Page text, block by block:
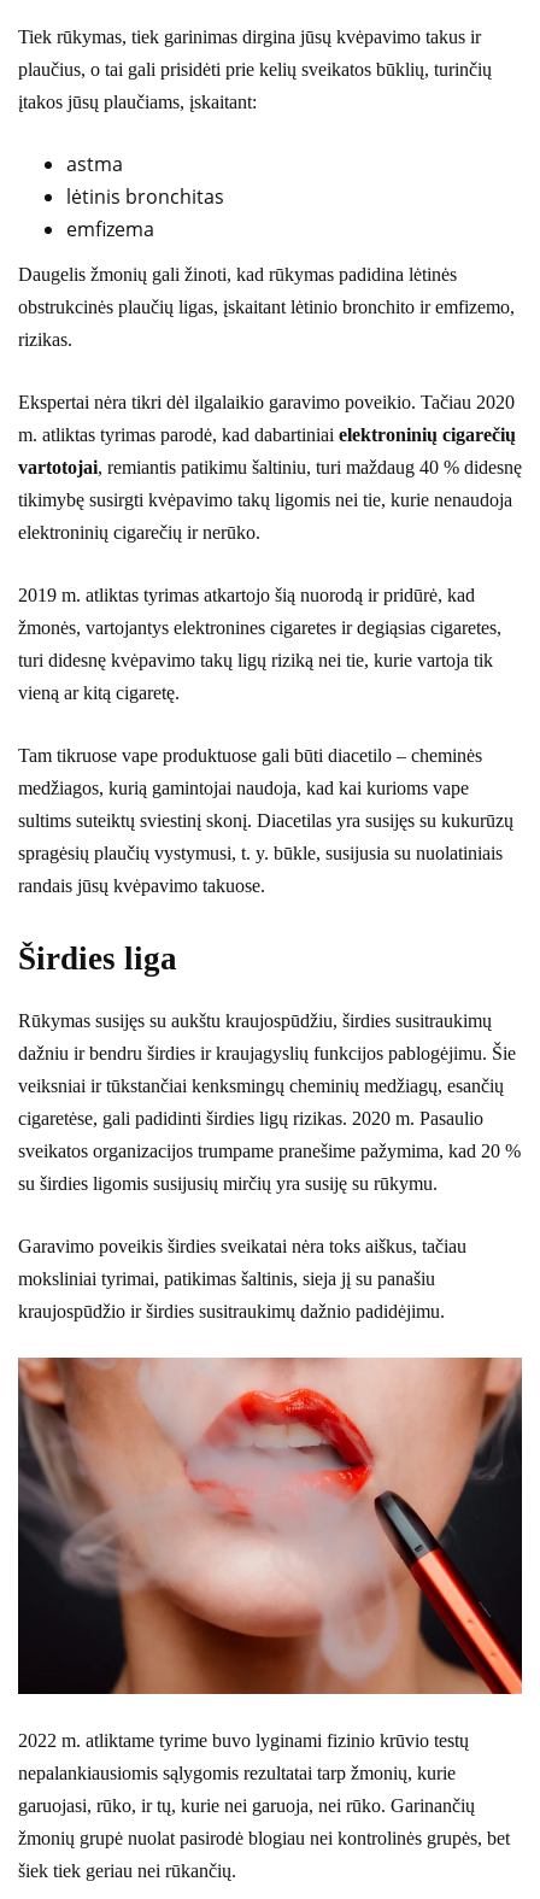
Tiek rūkymas, tiek garinimas dirgina jūsų kvėpavimo takus ir
plaučius, o tai gali prisidėti prie kelių sveikatos būklių, turinčių
įtakos jūsų plaučiams, įskaitant:
astma
lėtinis bronchitas
emfizema
Daugelis žmonių gali žinoti, kad rūkymas padidina lėtinės
obstrukcinės plaučių ligas, įskaitant lėtinio bronchito ir emfizemo,
rizikas.
Ekspertai nėra tikri dėl ilgalaikio garavimo poveikio. Tačiau 2020
m. atliktas tyrimas parodė, kad dabartiniai elektroninių cigarečių
vartotojai, remiantis patikimu šaltiniu, turi maždaug 40 % didesnę
tikimybę susirgti kvėpavimo takų ligomis nei tie, kurie nenaudoja
elektroninių cigarečių ir nerūko.
2019 m. atliktas tyrimas atkartojo šią nuorodą ir pridūrė, kad
žmonės, vartojantys elektronines cigaretes ir degiąsias cigaretes,
turi didesnę kvėpavimo takų ligų riziką nei tie, kurie vartoja tik
vieną ar kitą cigaretę.
Tam tikruose vape produktuose gali būti diacetilo – cheminės
medžiagos, kurią gamintojai naudoja, kad kai kurioms vape
sultims suteiktų sviestinį skonį. Diacetilas yra susijęs su kukurūzų
spragėsių plaučių vystymusi, t. y. būkle, susijusia su nuolatiniais
randais jūsų kvėpavimo takuose.
Širdies liga
Rūkymas susijęs su aukštu kraujospūdžiu, širdies susitraukimų
dažniu ir bendru širdies ir kraujagyslių funkcijos pablogėjimu. Šie
veiksniai ir tūkstančiai kenksmingų cheminių medžiagų, esančių
cigaretėse, gali padidinti širdies ligų rizikas. 2020 m. Pasaulio
sveikatos organizacijos trumpame pranešime pažymima, kad 20 %
su širdies ligomis susijusių mirčių yra susiję su rūkymu.
Garavimo poveikis širdies sveikatai nėra toks aiškus, tačiau
moksliniai tyrimai, patikimas šaltinis, sieja jį su panašiu
kraujospūdžio ir širdies susitraukimų dažnio padidėjimu.
2022 m. atliktame tyrime buvo lyginami fizinio krūvio testų
nepalankiausiomis sąlygomis rezultatai tarp žmonių, kurie
garuojasi, rūko, ir tų, kurie nei garuoja, nei rūko. Garinančių
žmonių grupė nuolat pasirodė blogiau nei kontrolinės grupės, bet
šiek tiek geriau nei rūkančių.